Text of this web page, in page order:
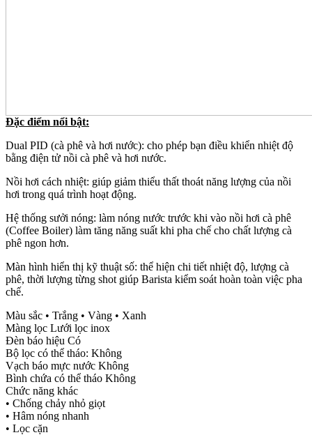
Đặc điểm nổi bật:
Dual PID (cà phê và hơi nước): cho phép bạn điều khiển nhiệt độ
bằng điện tử nồi cà phê và hơi nước.
Nồi hơi cách nhiệt: giúp giảm thiểu thất thoát năng lượng của nồi
hơi trong quá trình hoạt động.
Hệ thống sưởi nóng: làm nóng nước trước khi vào nồi hơi cà phê
(Coffee Boiler) làm tăng năng suất khi pha chế cho chất lượng cà
phê ngon hơn.
Màn hình hiển thị kỹ thuật số: thể hiện chi tiết nhiệt độ, lượng cà
phê, thời lượng từng shot giúp Barista kiểm soát hoàn toàn việc pha
chế.
Màu sắc • Trắng • Vàng • Xanh
Màng lọc Lưới lọc inox
Đèn báo hiệu Có
Bộ lọc có thể tháo: Không
Vạch báo mực nước Không
Bình chứa có thể tháo Không
Chức năng khác
• Chống chảy nhỏ giọt
• Hâm nóng nhanh
• Lọc cặn